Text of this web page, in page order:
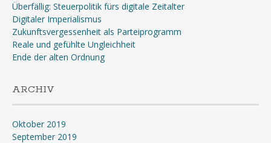
Überfällig: Steuerpolitik fürs digitale Zeitalter
Digitaler Imperialismus
Zukunftsvergessenheit als Parteiprogramm
Reale und gefühlte Ungleichheit
Ende der alten Ordnung
ARCHIV
Oktober 2019
September 2019